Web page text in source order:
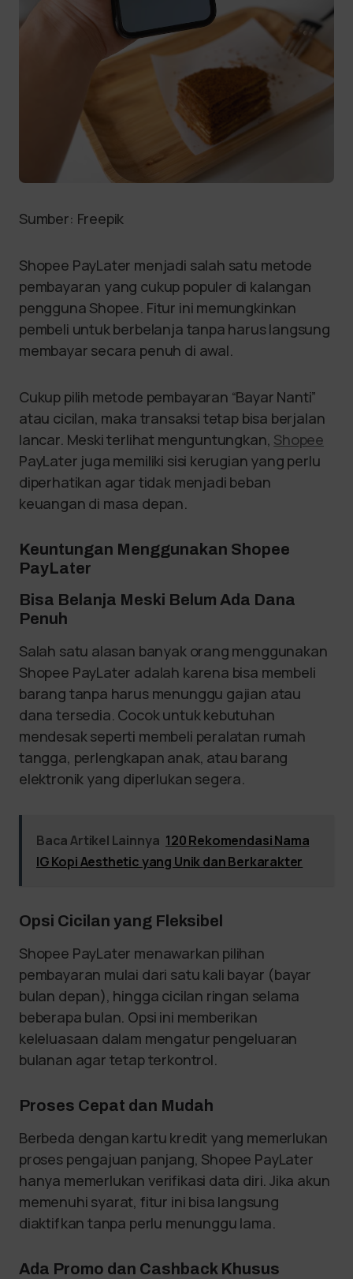
Sumber: Freepik
Shopee PayLater menjadi salah satu metode
pembayaran yang cukup populer di kalangan
pengguna Shopee. Fitur ini memungkinkan
pembeli untuk berbelanja tanpa harus langsung
membayar secara penuh di awal.
Cukup pilih metode pembayaran “Bayar Nanti”
atau cicilan, maka transaksi tetap bisa berjalan
lancar. Meski terlihat menguntungkan, Shopee
PayLater juga memiliki sisi kerugian yang perlu
diperhatikan agar tidak menjadi beban
keuangan di masa depan.
Keuntungan Menggunakan Shopee
PayLater
Bisa Belanja Meski Belum Ada Dana
Penuh
Salah satu alasan banyak orang menggunakan
Shopee PayLater adalah karena bisa membeli
barang tanpa harus menunggu gajian atau
dana tersedia. Cocok untuk kebutuhan
mendesak seperti membeli peralatan rumah
tangga, perlengkapan anak, atau barang
elektronik yang diperlukan segera.
Baca Artikel Lainnya 120 Rekomendasi Nama
IG Kopi Aesthetic yang Unik dan Berkarakter
Opsi Cicilan yang Fleksibel
Shopee PayLater menawarkan pilihan
pembayaran mulai dari satu kali bayar (bayar
bulan depan), hingga cicilan ringan selama
beberapa bulan. Opsi ini memberikan
keleluasaan dalam mengatur pengeluaran
bulanan agar tetap terkontrol.
Proses Cepat dan Mudah
Berbeda dengan kartu kredit yang memerlukan
proses pengajuan panjang, Shopee PayLater
hanya memerlukan verifikasi data diri. Jika akun
memenuhi syarat, fitur ini bisa langsung
diaktifkan tanpa perlu menunggu lama.
Ada Promo dan Cashback Khusus